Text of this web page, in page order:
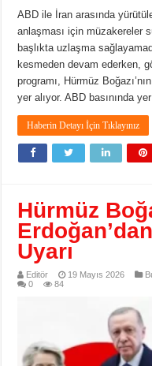
ABD ile İran arasında
anlaşması için müzakereler
başlıkta uzlaşma
kesmeden devam ederken,
programı, Hürmüz
yer alıyor. ABD basınında
Haberin Detayı İçin Tıklayınız
Hürmüz
Uyarı
Editör 19 Mayıs 2026
0
84